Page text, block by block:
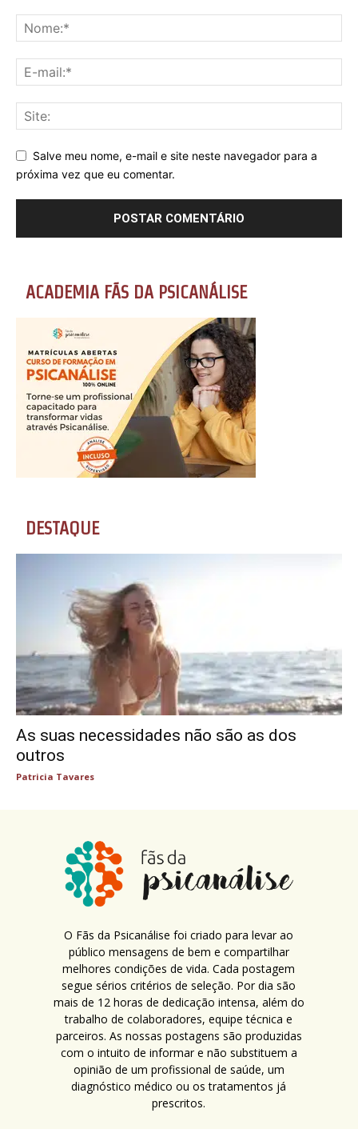
Salve meu nome, e-mail e site neste navegador para a
próxima vez que eu comentar.
ACADEMIA FÃS DA PSICANÁLISE
DESTAQUE
As suas necessidades não são as dos
outros
Patricia Tavares
O Fãs da Psicanálise foi criado para levar ao
público mensagens de bem e compartilhar
melhores condições de vida. Cada postagem
segue sérios critérios de seleção. Por dia são
mais de 12 horas de dedicação intensa, além do
trabalho de colaboradores, equipe técnica e
parceiros. As nossas postagens são produzidas
com o intuito de informar e não substituem a
opinião de um profissional de saúde, um
diagnóstico médico ou os tratamentos já
prescritos.